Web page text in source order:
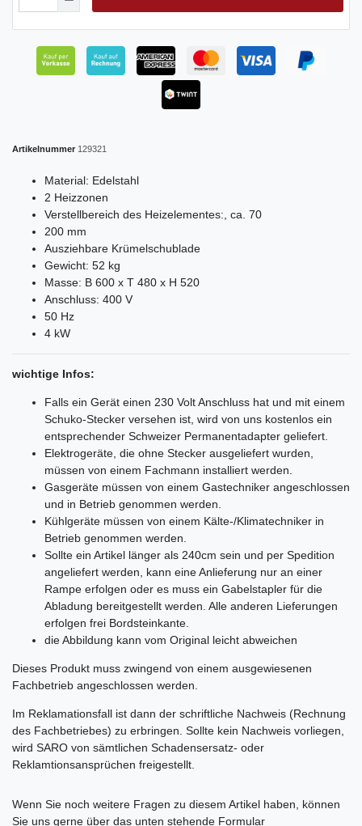
Artikelnummer 129321
Material: Edelstahl
2 Heizzonen
Verstellbereich des Heizelementes:, ca. 70
200 mm
Ausziehbare Krümelschublade
Gewicht: 52 kg
Masse: B 600 x T 480 x H 520
Anschluss: 400 V
50 Hz
4 kW
wichtige Infos:
Falls ein Gerät einen 230 Volt Anschluss hat und mit einem
Schuko-Stecker versehen ist, wird von uns kostenlos ein
entsprechender Schweizer Permanentadapter geliefert.
Elektrogeräte, die ohne Stecker ausgeliefert wurden,
müssen von einem Fachmann installiert werden.
Gasgeräte müssen von einem Gastechniker angeschlossen
und in Betrieb genommen werden.
Kühlgeräte müssen von einem Kälte-/Klimatechniker in
Betrieb genommen werden.
Sollte ein Artikel länger als 240cm sein und per Spedition
angeliefert werden, kann eine Anlieferung nur an einer
Rampe erfolgen oder es muss ein Gabelstapler für die
Abladung bereitgestellt werden. Alle anderen Lieferungen
erfolgen frei Bordsteinkante.
die Abbildung kann vom Original leicht abweichen
Dieses Produkt muss zwingend von einem ausgewiesenen
Fachbetrieb angeschlossen werden.
Im Reklamationsfall ist dann der schriftliche Nachweis (Rechnung
des Fachbetriebes) zu erbringen. Sollte kein Nachweis vorliegen,
wird SARO von sämtlichen Schadensersatz- oder
Reklamtionsansprüchen freigestellt.
Wenn Sie noch weitere Fragen zu diesem Artikel haben, können
Sie uns gerne über das unten stehende Formular